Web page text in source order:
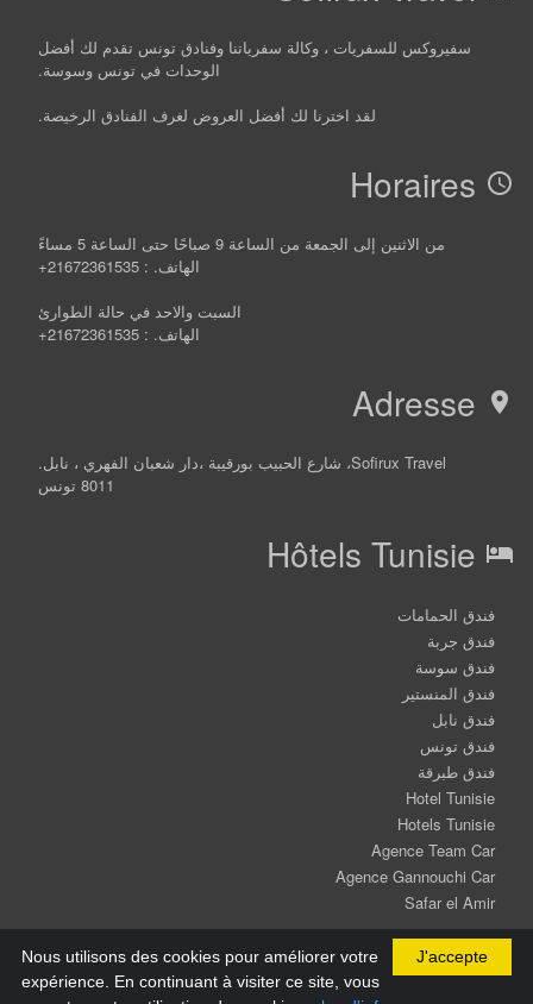
سفيروكس للسفريات ، وكالة سفرياتنا وفنادق تونس تقدم لك أفضل
الوحدات في تونس وسوسة.
لقد اخترنا لك أفضل العروض لغرف الفنادق الرخيصة.
access_time
من الاثنين إلى الجمعة من الساعة 9 صباحًا حتى الساعة 5 مساءً
الهاتف. : 21672361535+
السبت والاحد في حالة الطوارئ
الهاتف. : 21672361535+
location_on
Sofirux Travel، شارع الحبيب بورقيبة ،دار شعبان الفهري ، نابل.
8011 تونس
hotel
فندق الحمامات
فندق جربة
فندق سوسة
فندق المنستير
فندق نابل
فندق تونس
فندق طبرقة
Hotel Tunisie
Hotels Tunisie
Agence Team Car
Agence Gannouchi Car
Safar el Amir
J'accepte
Nous utilisons des cookies pour améliorer votre
expérience. En continuant à visiter ce site, vous